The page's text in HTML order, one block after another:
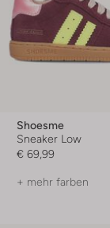
Shoesme
Sneaker Low
€ 69,99
+ mehr farben